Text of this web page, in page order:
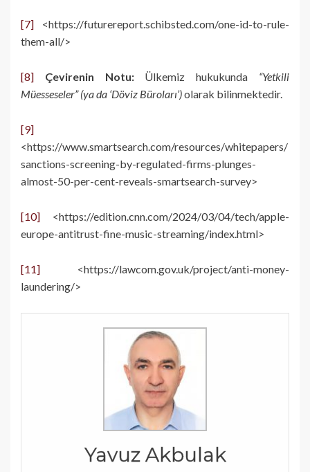
[7] <https://futurereport.schibsted.com/one-id-to-rule-
them-all/>
[8] Çevirenin Notu:Ülkemiz hukukunda “Yetkili
Müesseseler” (ya da ‘Döviz Büroları’)olarak bilinmektedir.
[9]
<https://www.smartsearch.com/resources/whitepapers/
sanctions-screening-by-regulated-firms-plunges-
almost-50-per-cent-reveals-smartsearch-survey>
[10] <https://edition.cnn.com/2024/03/04/tech/apple-
europe-antitrust-fine-music-streaming/index.html>
[11] <https://lawcom.gov.uk/project/anti-money-
laundering/>
Yavuz Akbulak